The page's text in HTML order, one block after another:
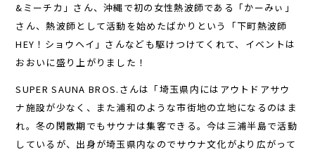
&ミーチカ」さん、沖縄で初の女性熱波師である「かーみぃ」
さん、熱波師として活動を始めたばかりという「下町熱波師
HEY！ショウヘイ」さんなども駆けつけてくれて、イベントは
おおいに盛り上がりました！
SUPER SAUNA BROS.さんは「埼玉県内にはアウトドアサウ
ナ施設が少なく、また浦和のような市街地の立地になるのはま
れ。冬の閑散期でもサウナは集客できる。今は三浦半島で活動
しているが、出身が埼玉県内なのでサウナ文化がより広がって